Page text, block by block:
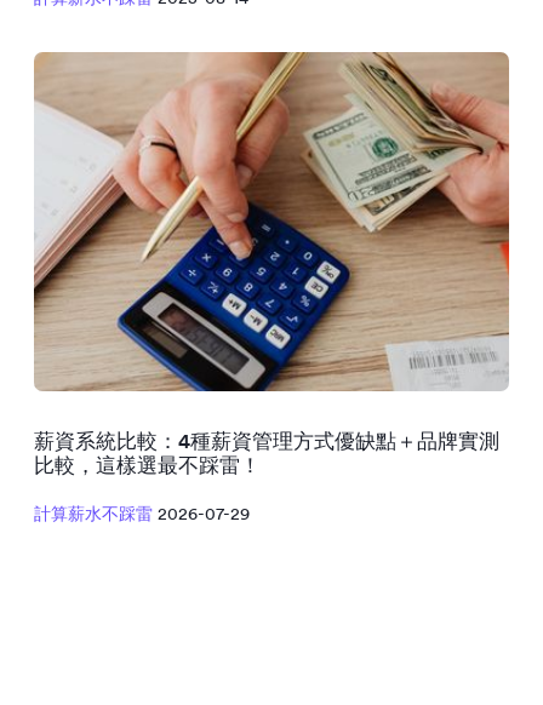
薪資系統比較：4種薪資管理方式優缺點＋品牌實測
比較，這樣選最不踩雷！
計算薪水不踩雷 2026-07-29